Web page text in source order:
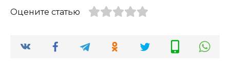
Оцените статью